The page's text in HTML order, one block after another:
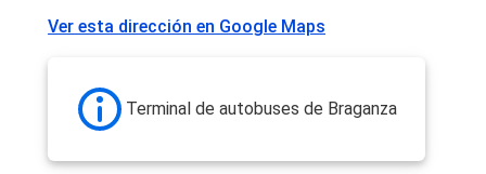
Ver esta dirección en Google Maps
Terminal de autobuses de Braganza